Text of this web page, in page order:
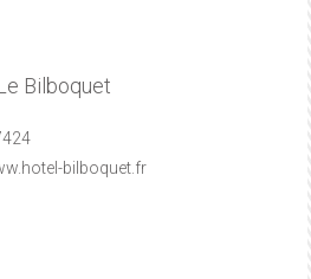
Bilboquet
bilboquet.fr